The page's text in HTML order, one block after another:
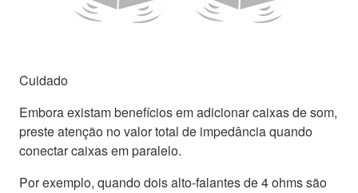
Cuidado
Embora existam benefícios em adicionar caixas de som,
preste atenção no valor total de impedância quando
conectar caixas em paralelo.
Por exemplo, quando dois alto-falantes de 4 ohms são